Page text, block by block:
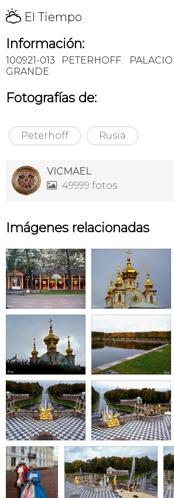
H El Tiempo
Información:
100921-013 PETERHOFF.
GRANDE
Fotografías de:
Peterhoff Rusia
VICMAEL
 49999 fotos
Imágenes relacionadas